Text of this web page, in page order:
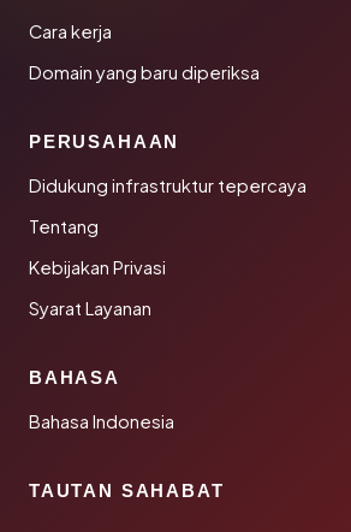
Cara kerja
Domain yang baru diperiksa
PERUSAHAAN
Didukung infrastruktur tepercaya
Tentang
Kebijakan Privasi
Syarat Layanan
BAHASA
Bahasa Indonesia
TAUTAN SAHABAT